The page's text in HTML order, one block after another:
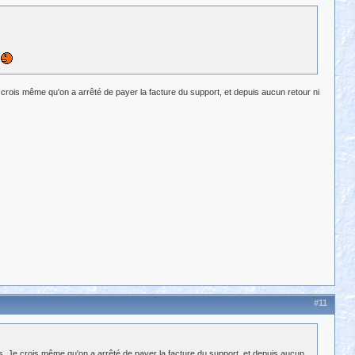
même qu'on a arrêté de payer la facture du support, et depuis aucun retour ni
#11